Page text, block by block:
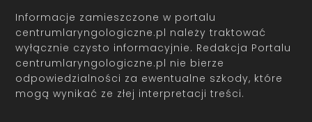
Informacje zamieszczone w portalu
centrumlaryngologiczne.pl należy traktować
wyłącznie czysto informacyjnie. Redakcja Portalu
centrumlaryngologiczne.pl nie bierze
odpowiedzialności za ewentualne szkody, które
mogą wynikać ze złej interpretacji treści.